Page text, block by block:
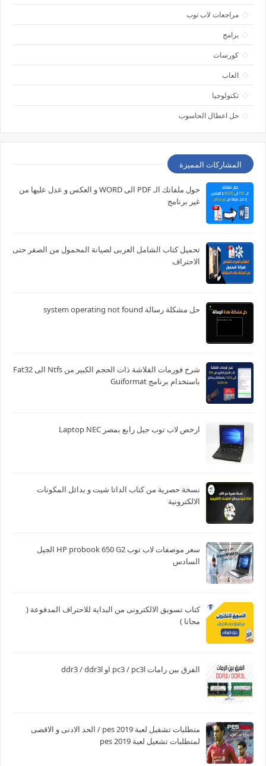
مراجعات لاب توب
برامج
كورسات
العاب
تكنولوجيا
حل اعطال الحاسوب
المشاركات المميزة
حول ملفاتك الـ PDF الى WORD و العكس و عدل عليها من
غير برنامج
تحميل كتاب الشامل العربى لصيانة المحمول من الصفر حتى
الاحتراف
حل مشكلة رسالة system operating not found
شرح فورمات الفلاشة ذات الحجم الكبير من Ntfs الى Fat32
باستخدام برنامج Guiformat
ارخص لاب توب جيل رابع بمصر Laptop NEC
نسخة حصرية من كتاب الداتا شيت و بدائل المكونات
الالكترونية
سعر موصفات لاب توب HP probook 650 G2 الجيل
السادس
كتاب تسويق الالكترونى من البداية للاحتراف المدفوعة (
مجانا )
الفرق بين رامات pc3 / pc3l او ddr3 / ddr3l
متطلبات تشفيل لعبة pes 2019 / الحد الادنى و الاقصى
لمتطلبات تشغيل لعبة pes 2019